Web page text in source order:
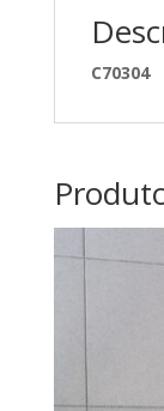
C70304